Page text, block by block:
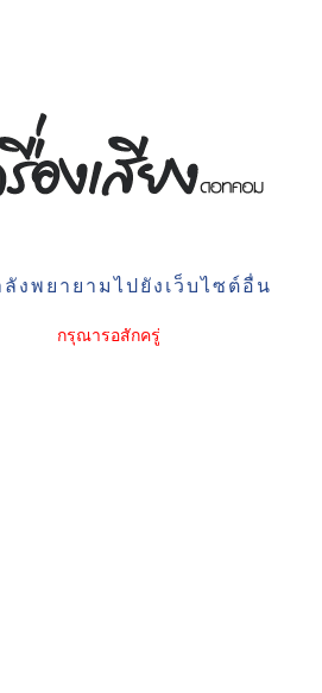
งพยายามไปยังเว็บไซต์อื่น
กรุณารอสักครู่